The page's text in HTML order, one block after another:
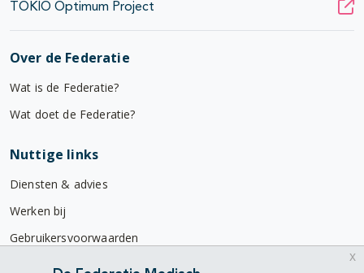
TOKIO Optimum Project
Over de Federatie
Wat is de Federatie?
Wat doet de Federatie?
Nuttige links
Diensten & advies
Werken bij
Gebruikersvoorwaarden
Privacyverklaring
x